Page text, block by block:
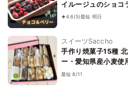
イルージュのショコ
4.6(5)最短 明日
スイーツSaccho
手作り焼菓子15種
ー・愛知県産小麦使
ーギフト
最短 8/11